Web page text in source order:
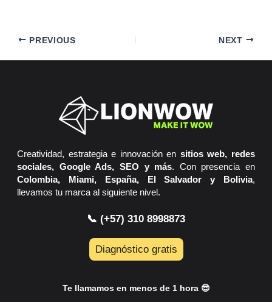
PREVIOUS NEXT
Creatividad, estrategia e innovación en sitios web, redes
sociales, Google Ads, SEO y más. Con presencia en
Colombia, Miami, España, El Salvador y Bolivia,
llevamos tu marca al siguiente nivel.
📞 (+57) 310 8998873
Diagnóstico gratis
Te llamamos en menos de 1 hora 😎